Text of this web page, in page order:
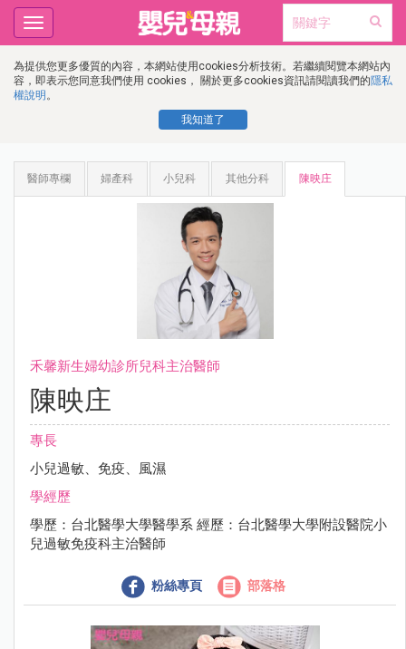
為提供您更多優質的內容，本網站使用cookies分析技術。若繼續閱覽本網站內
容，即表示您同意我們使用 cookies， 關於更多cookies資訊請閱讀我們的隱私
權說明 。
我知道了
Toggle
navigation
醫師專欄 婦產科 小兒科 其他分科 陳映庄
禾馨新生婦幼診所兒科主治醫師
陳映庄
專長
小兒過敏、免疫、風濕
學經歷
學歷：台北醫學大學醫學系 經歷：台北醫學大學附設醫院小
兒過敏免疫科主治醫師
粉絲專頁 部落格